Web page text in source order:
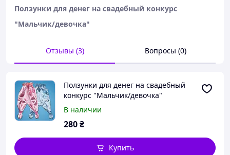
Ползунки для денег на свадебный конкурс
"Мальчик/девочка"
Отзывы (3) Вопросы (0)
Ползунки для денег на свадебный
конкурс "Мальчик/девочка"
В наличии
280₴
Купить